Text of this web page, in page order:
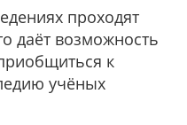
проходят
даёт возможность
к
учёных